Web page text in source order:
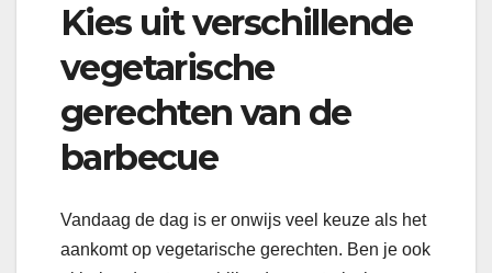
Kies uit verschillende
vegetarische
gerechten van de
barbecue
Vandaag de dag is er onwijs veel keuze als het
aankomt op vegetarische gerechten. Ben je ook